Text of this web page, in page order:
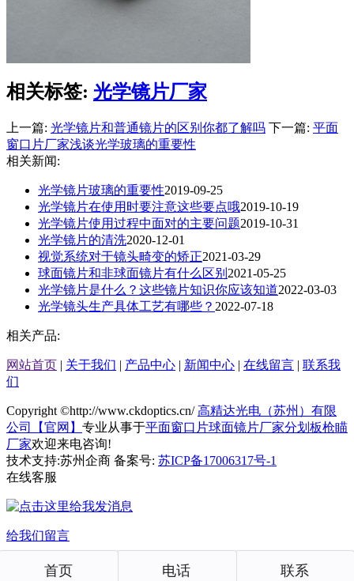
首页 电话 联系
相关标签: 光学镜片厂家
上一篇: 光学镜片和普通镜片的区别你都了解吗 下一篇: 平面
窗口片​厂家浅谈光学玻璃的重要性
相关新闻:
光学镜片玻璃的重要性2019-09-25
光学镜片在使用时要注意这些要点哦2019-10-19
光学镜片使用过程中面对的主要问题2019-10-31
光学镜片的清洗2020-12-01
视觉系统对于镜头畸变的矫正2021-03-29
球面镜片和非球面镜片有什么区别 2021-05-25
光学镜片是什么？这些镜片知识你应该知道2022-03-03
光学镜头生产具体工艺有哪些？ 2022-07-18
相关产品:
网站首页 | 关于我们 | 产品中心 | 新闻中心 | 在线留言 | 联系我
们
Copyright ©http://www.ckdoptics.cn/高精达光电（苏州）有限
公司【官网】 专业从事于平面窗口片球面镜片厂家分划板枪瞄
厂家欢迎来电咨询!
技术支持:苏州企商 备案号: 苏ICP备17006317号-1
在线客服
给我们留言